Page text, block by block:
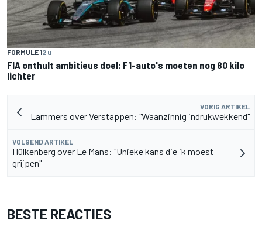
FORMULE 12 u
FIA onthult ambitieus doel: F1-auto's moeten nog 80 kilo
lichter
VORIG ARTIKEL
Lammers over Verstappen: "Waanzinnig indrukwekkend"
VOLGEND ARTIKEL
Hülkenberg over Le Mans: "Unieke kans die ik moest
grijpen"
BESTE REACTIES